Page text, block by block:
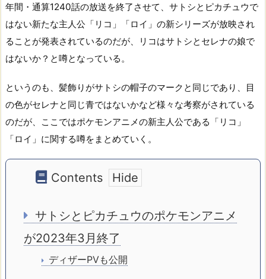
年間・通算1240話の放送を終了させて、サトシとピカチュウで
はない新たな主人公「リコ」「ロイ」の新シリーズが放映され
ることが発表されているのだが、リコはサトシとセレナの娘で
はないか？と噂となっている。
というのも、髪飾りがサトシの帽子のマークと同じであり、目
の色がセレナと同じ青ではないかなど様々な考察がされている
のだが、ここではポケモンアニメの新主人公である「リコ」
「ロイ」に関する噂をまとめていく。
Contents
サトシとピカチュウのポケモンアニメ
が2023年3月終了
ディザーPVも公開